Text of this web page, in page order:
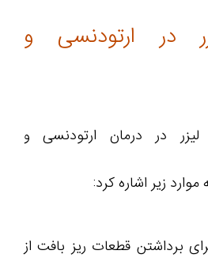
در ارتودنسی و
لیزر در درمان ارتودنسی و
زیر اشاره کرد:
برداشتن قطعات ریز بافت از